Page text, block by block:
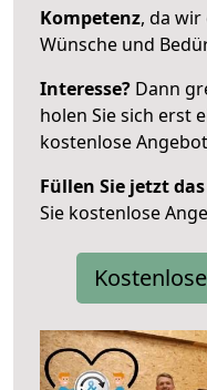
Kompetenz, da
Wünsche und
Interesse? Dann
holen Sie sich erst
kostenlose
Füllen Sie jetzt
Sie kostenlose